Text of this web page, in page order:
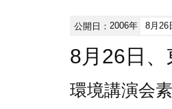
公開日：2006年 8月26
8月26日、
環境講演会